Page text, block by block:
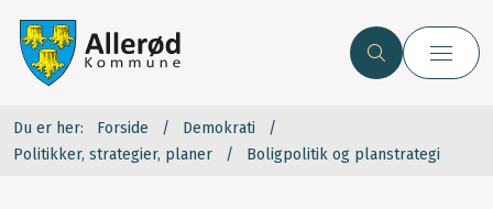
Du er her: Forside
Demokrati
Politikker, strategier, planer
Boligpolitik og planstrategi